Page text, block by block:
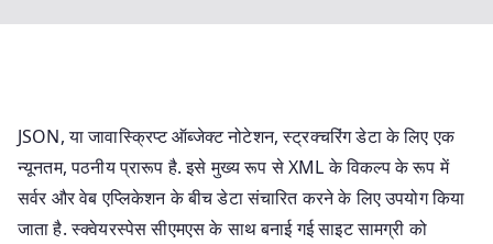
JSON, या जावास्क्रिप्ट ऑब्जेक्ट नोटेशन, स्ट्रक्चरिंग डेटा के लिए एक
न्यूनतम, पठनीय प्रारूप है. इसे मुख्य रूप से XML के विकल्प के रूप में
सर्वर और वेब एप्लिकेशन के बीच डेटा संचारित करने के लिए उपयोग किया
जाता है. स्क्वेयरस्पेस सीएमएस के साथ बनाई गई साइट सामग्री को